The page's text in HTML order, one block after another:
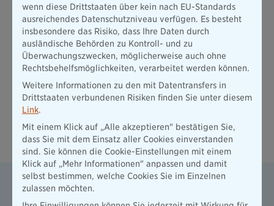
Zahnzusatzversicherung Sinn. Wir beraten Sie kompetent zu
Ihrem individuellen Absicherungsbedarf.
Familien mit Kindern:Vor allem Eltern kleiner Kinder, die
zudem vielleicht einen Hauskredit abbezahlen sollten eine
Risikolebensversicherungabschließen. Welche
gern in einem Beratungsgespräch.
Häufige Fragen zu Versicherungen in
Nürnberg
Welche Versicherungen sind in Nürnberg
besonders wichtig?
wenn diese Drittstaaten über kein nach EU-Standards
ausreichendes Datenschutzniveau verfügen. Es besteht
insbesondere das Risiko, dass Ihre Daten durch
ausländische Behörden zu Kontroll- und zu
Überwachungszwecken, möglicherweise auch ohne
Rechtsbehelfsmöglichkeiten, verarbeitet werden können.
Weitere Informationen zu den mit Datentransfers in
Drittstaaten verbundenen Risiken finden Sie unter diesem
Link.
Mit einem Klick auf „Alle akzeptieren" bestätigen Sie,
dass Sie mit dem Einsatz aller Cookies einverstanden
sind. Sie können die Cookie-Einstellungen mit einem
Klick auf „Mehr Informationen" anpassen und damit
selbst bestimmen, welche Cookies Sie im Einzelnen
zulassen möchten.